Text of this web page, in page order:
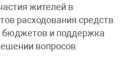
жителей в
расходования средств
бюджетов и поддержка
вопросов